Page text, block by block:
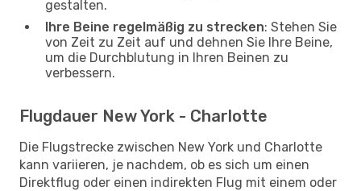
gestalten.
Ihre Beine regelmäßig zu strecken: Stehen Sie
von Zeit zu Zeit auf und dehnen Sie Ihre Beine,
um die Durchblutung in Ihren Beinen zu
verbessern.
Flugdauer New York - Charlotte
Die Flugstrecke zwischen New York und Charlotte
kann variieren, je nachdem, ob es sich um einen
Direktflug oder einen indirekten Flug mit einem oder